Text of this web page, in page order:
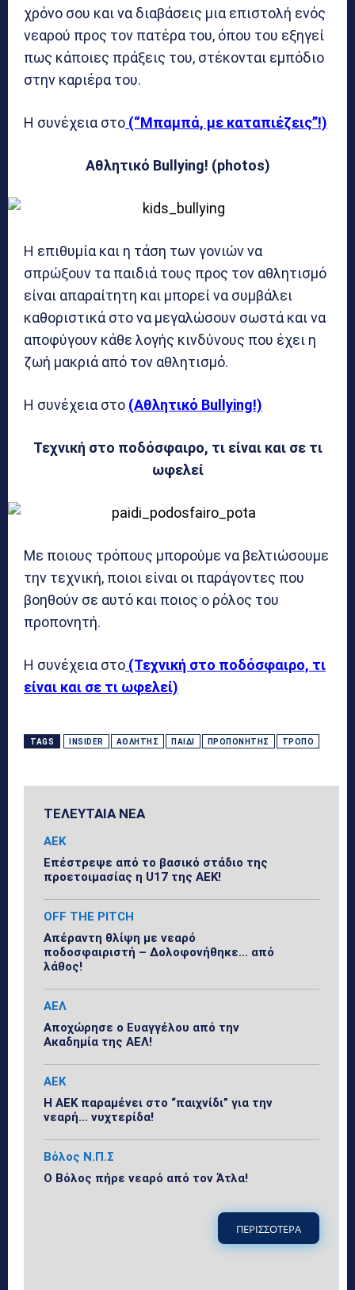
χρόνο σου και να διαβάσεις μια επιστολή ενός
νεαρού προς τον πατέρα του, όπου του εξηγεί
πως κάποιες πράξεις του, στέκονται εμπόδιο
στην καριέρα του.
Η συνέχεια στο (“Μπαμπά, με καταπιέζεις”!)
Αθλητικό Bullying! (photos)
Η επιθυμία και η τάση των γονιών να
σπρώξουν τα παιδιά τους προς τον αθλητισμό
είναι απαραίτητη και μπορεί να συμβάλει
καθοριστικά στο να μεγαλώσουν σωστά και να
αποφύγουν κάθε λογής κινδύνους που έχει η
ζωή μακριά από τον αθλητισμό.
Η συνέχεια στο (Αθλητικό Bullying!)
Τεχνική στο ποδόσφαιρο, τι είναι και σε τι
ωφελεί
Με ποιους τρόπους μπορούμε να βελτιώσουμε
την τεχνική, ποιοι είναι οι παράγοντες που
βοηθούν σε αυτό και ποιος ο ρόλος του
προπονητή.
Η συνέχεια στο (Τεχνική στο ποδόσφαιρο, τι
είναι και σε τι ωφελεί)
TAGS INSIDER ΑΘΛΗΤΉΣ ΠΑΙΔΊ ΠΡΟΠΟΝΗΤΉΣ ΤΡΌΠΟ
ΤΕΛΕΥΤΑΙΑ ΝΕΑ
ΑΕΚ
Επέστρεψε από το βασικό στάδιο της
προετοιμασίας η U17 της ΑΕΚ!
OFF THE PITCH
Απέραντη θλίψη με νεαρό
ποδοσφαιριστή – Δολοφονήθηκε… από
λάθος!
ΑΕΛ
Αποχώρησε ο Ευαγγέλου από την
Ακαδημία της ΑΕΛ!
ΑΕΚ
Η ΑΕΚ παραμένει στο “παιχνίδι” για την
νεαρή… νυχτερίδα!
Βόλος Ν.Π.Σ
Ο Βόλος πήρε νεαρό από τον Άτλα!
ΠΕΡΙΣΣΟΤΕΡΑ